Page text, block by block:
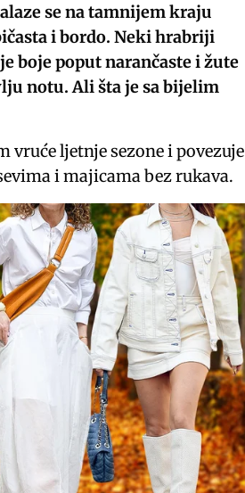
se na tamnijem kraju
i bordo. Neki hrabriji
boje poput narančaste i žute
notu. Ali šta je sa bijelim
vruće ljetnje sezone i povezuje
i majicama bez rukava.